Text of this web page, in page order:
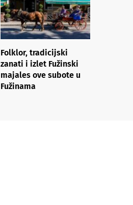
Folklor, tradicijski
zanati i izlet Fužinski
majales ove subote u
Fužinama